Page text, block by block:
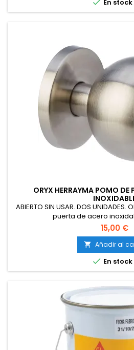
 En stock
ORYX HERRAYMA POMO DE
ABIERTO SIN USAR. DOS
puerta de acero
15,00 €
 Añadir al
 En stock